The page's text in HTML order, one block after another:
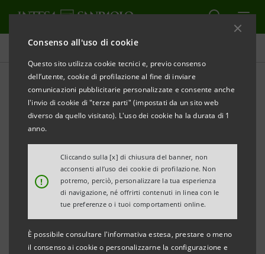
Consenso all'uso di cookie
Questo sito utilizza cookie tecnici e, previo consenso
dell’utente, cookie di profilazione al fine di inviare
comunicazioni pubblicitarie personalizzate e consente anche
l'invio di cookie di "terze parti" (impostati da un sito web
diverso da quello visitato). L'uso dei cookie ha la durata di 1
anno.
!
Cliccando sulla [x] di chiusura del banner, non
acconsenti all’uso dei cookie di profilazione. Non
potremo, perciò, personalizzare la tua esperienza
di navigazione, né offrirti contenuti in linea con le
tue preferenze o i tuoi comportamenti online.
È possibile consultare l'informativa estesa, prestare o meno
il consenso ai cookie o personalizzarne la configurazione e
Comunicati stampa
STAMPA AGGIORNA
INTESA SANPAOLO E INTRUM PERFEZIONANO
L’ACCORDO STRATEGICO RIGUARDANTE I CREDITI
Torino, Milano, 3 dicembre2018 – Avendo ottenuto le
necessarie autorizzazioni da parte delle autorità
competenti, Intesa Sanpaolo e Intrum hanno
perfezionato l’accordo per lapartnershipstrategica
riguardante i crediti deteriorati, firmato - e reso noto
al mercato - il 17 aprile scorso, e comprendente la